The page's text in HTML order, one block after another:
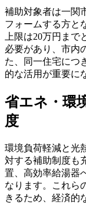
補助対象者は一関
フォームする方と
上限は20万円ま
必要があり、市内
た、同一住宅につ
的な活用が重要に
省エネ・環
度
環境負荷軽減と光
対する補助制度も
置、高効率給湯器
なります。これら
きるため、経済的